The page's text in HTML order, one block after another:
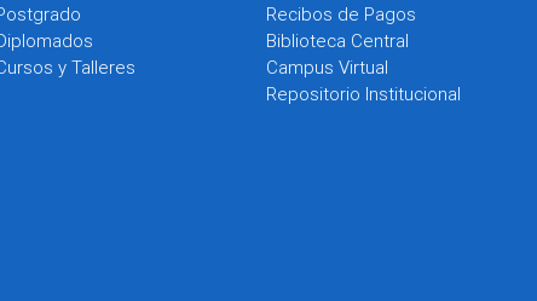
y Talleres
Recibos de Pagos
Biblioteca Central
Campus Virtual
Repositorio Institucional